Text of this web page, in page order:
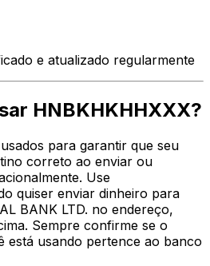
e atualizado regularmente
HNBKHKHHXXX?
para garantir que seu
correto ao enviar ou
Use
quiser enviar dinheiro para
BANK LTD. no endereço,
Sempre confirme se o
está usando pertence ao banco